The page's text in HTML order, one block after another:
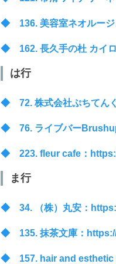
◆ 136. 美容室ネオルー
◆ 162. 長久手の杜 カイ
は行
◆ 72. 株式会社ぷちてん
◆ 76. ライブバー
◆ 223. fleur cafe：
ま行
◆ 34. （株）丸安：
◆ 135. 抹茶文庫：
◆ 157. hair and esthetic